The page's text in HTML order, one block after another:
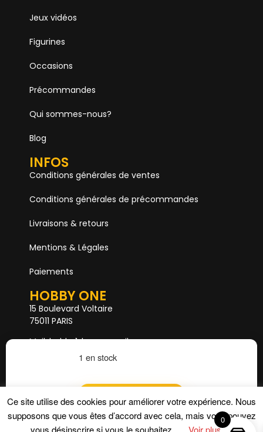
1 en stock
Ajouter au panier
Jeux vidéos
Figurines
Occasions
Précommandes
Qui sommes-nous?
Blog
INFOS
Conditions générales de ventes
Conditions générales de précommandes
Livraisons & retours
Mentions & Légales
Paiements
HOBBY ONE
15 Boulevard Voltaire
75011 PARIS
Mail. hobby1shop@gmail.com
Tél. 01 402 11 402
NOUS SUIVRE
Ce site utilise des cookies pour améliorer votre expérience. Nous
supposons que vous êtes d’accord avec cela, mais vous pouvez
vous désinscrire si vous le souhaitez.
Voir plus
0